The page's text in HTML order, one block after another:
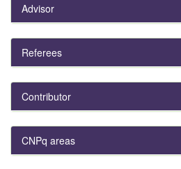
Advisor
Referees
Contributor
CNPq areas